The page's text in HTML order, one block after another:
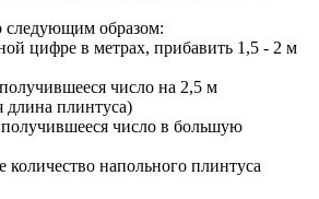
следующим образом:
цифре в метрах, прибавить 1,5 - 2 м
число на 2,5 м
длина плинтуса)
получившееся число в большую
количество напольного плинтуса